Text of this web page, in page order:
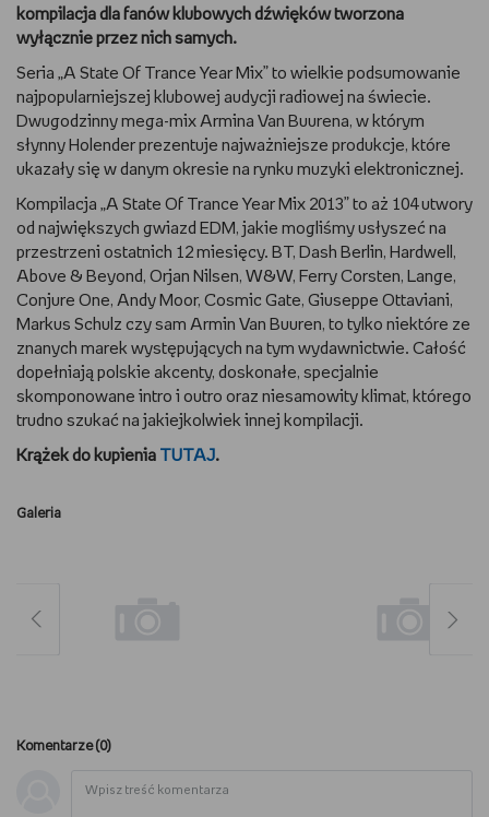
URZĄDZAM I DEKORUJĘ
MAM ZWIERZĘTA
PASJE DZIECKA
GRAM
RYSUJĘ
PORADNIKI
WYWIADY
WSZYSTKO O LEGO
REDAKCJA
WYDARZENIA
kompilacja dla fanów klubowych dźwięków tworzona
wyłącznie przez nich samych.
Seria „A State Of Trance Year Mix” to wielkie podsumowanie
najpopularniejszej klubowej audycji radiowej na świecie.
Dwugodzinny mega-mix Armina Van Buurena, w którym
słynny Holender prezentuje najważniejsze produkcje, które
ukazały się w danym okresie na rynku muzyki elektronicznej.
Kompilacja „A State Of Trance Year Mix 2013” to aż 104 utwory
od największych gwiazd EDM, jakie mogliśmy usłyszeć na
przestrzeni ostatnich 12 miesięcy. BT, Dash Berlin, Hardwell,
Above & Beyond, Orjan Nilsen, W&W, Ferry Corsten, Lange,
Conjure One, Andy Moor, Cosmic Gate, Giuseppe Ottaviani,
Markus Schulz czy sam Armin Van Buuren, to tylko niektóre ze
znanych marek występujących na tym wydawnictwie. Całość
dopełniają polskie akcenty, doskonałe, specjalnie
skomponowane intro i outro oraz niesamowity klimat, którego
trudno szukać na jakiejkolwiek innej kompilacji.
Krążek do kupienia TUTAJ.
Galeria
Komentarze (0)